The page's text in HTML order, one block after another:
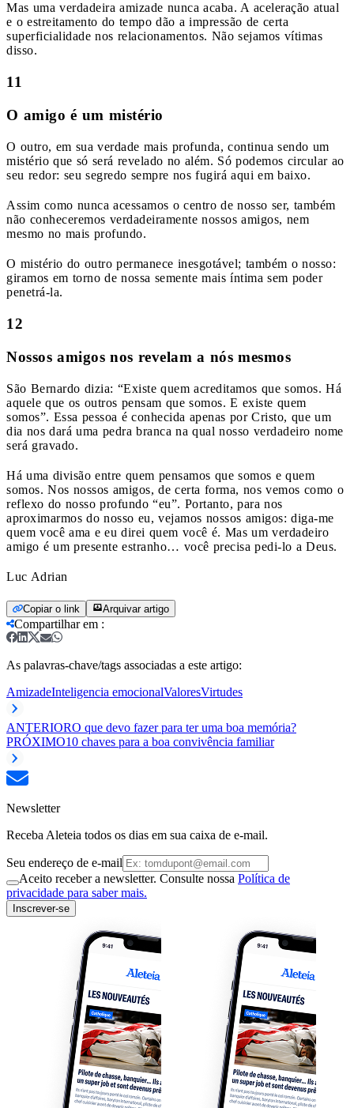
Mas uma verdadeira amizade nunca acaba. A aceleração atual
e o estreitamento do tempo dão a impressão de certa
superficialidade nos relacionamentos. Não sejamos vítimas
disso.
11
O amigo é um mistério
O outro, em sua verdade mais profunda, continua sendo um
mistério que só será revelado no além. Só podemos circular ao
seu redor: seu segredo sempre nos fugirá aqui em baixo.
Assim como nunca acessamos o centro de nosso ser, também
não conheceremos verdadeiramente nossos amigos, nem
mesmo no mais profundo.
O mistério do outro permanece inesgotável; também o nosso:
giramos em torno de nossa semente mais íntima sem poder
penetrá-la.
12
Nossos amigos nos revelam a nós mesmos
São Bernardo dizia: “Existe quem acreditamos que somos. Há
aquele que os outros pensam que somos. E existe quem
somos”. Essa pessoa é conhecida apenas por Cristo, que um
dia nos dará uma pedra branca na qual nosso verdadeiro nome
será gravado.
Há uma divisão entre quem pensamos que somos e quem
somos. Nos nossos amigos, de certa forma, nos vemos como o
reflexo do nosso profundo “eu”. Portanto, para nos
aproximarmos do nosso eu, vejamos nossos amigos: diga-me
quem você ama e eu direi quem você é. Mas um verdadeiro
amigo é um presente estranho… você precisa pedi-lo a Deus.
Luc Adrian
Copiar o link Arquivar artigo
Compartilhar em :
As palavras-chave/tags associadas a este artigo:
AmizadeInteligencia emocionalValoresVirtudes
ANTERIORO que devo fazer para ter uma boa memória?
PRÓXIMO10 chaves para a boa convivência familiar
Newsletter
Receba Aleteia todos os dias em sua caixa de e-mail.
Seu endereço de e-mail
Aceito receber a newsletter. Consulte nossa Política de
privacidade para saber mais.
Inscrever-se